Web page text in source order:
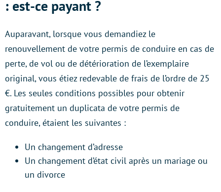
: est-ce payant ?
Auparavant, lorsque vous demandiez le
renouvellement de votre permis de conduire en cas de
perte, de vol ou de détérioration de l’exemplaire
original, vous étiez redevable de frais de l’ordre de 25
€. Les seules conditions possibles pour obtenir
gratuitement un duplicata de votre permis de
conduire, étaient les suivantes :
Un changement d’adresse
Un changement d’état civil après un mariage ou
un divorce